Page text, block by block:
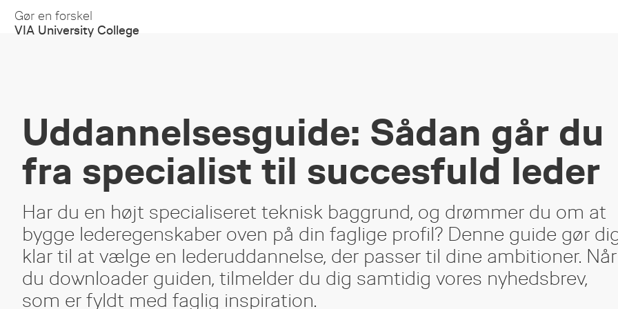
Gør en forskel
VIA University College
Uddannelsesguide: Sådan går du
fra specialist til succesfuld leder
Har du en højt specialiseret teknisk baggrund, og drømmer du om at
bygge lederegenskaber oven på din faglige profil? Denne guide gør
klar til at vælge en lederuddannelse, der passer til dine ambitioner. Når
du downloader guiden, tilmelder du dig samtidig vores nyhedsbrev,
som er fyldt med faglig inspiration.